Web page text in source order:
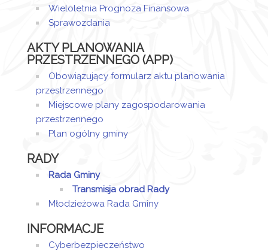
Wieloletnia Prognoza Finansowa
Sprawozdania
AKTY PLANOWANIA
PRZESTRZENNEGO (APP)
Obowiązujący formularz aktu planowania
przestrzennego
Miejscowe plany zagospodarowania
przestrzennego
Plan ogólny gminy
RADY
Rada Gminy
Transmisja obrad Rady
Młodzieżowa Rada Gminy
INFORMACJE
Cyberbezpieczeństwo